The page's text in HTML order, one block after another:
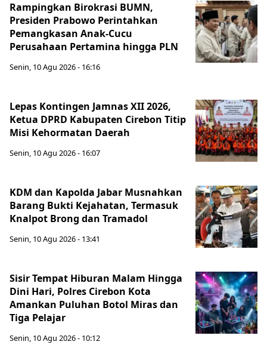
Rampingkan Birokrasi BUMN,
Presiden Prabowo Perintahkan
Pemangkasan Anak-Cucu
Perusahaan Pertamina hingga PLN
Senin, 10 Agu 2026 - 16:16
Lepas Kontingen Jamnas XII 2026,
Ketua DPRD Kabupaten Cirebon Titip
Misi Kehormatan Daerah
Senin, 10 Agu 2026 - 16:07
KDM dan Kapolda Jabar Musnahkan
Barang Bukti Kejahatan, Termasuk
Knalpot Brong dan Tramadol
Senin, 10 Agu 2026 - 13:41
Sisir Tempat Hiburan Malam Hingga
Dini Hari, Polres Cirebon Kota
Amankan Puluhan Botol Miras dan
Tiga Pelajar
Senin, 10 Agu 2026 - 10:12